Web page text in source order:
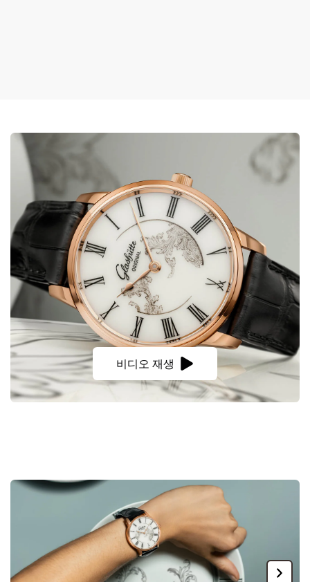
비디오 재생